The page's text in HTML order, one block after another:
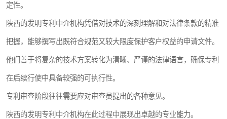
定性。
陕西的发明专利中介机构凭借对技术的深刻理解和对法律条款的精准
把握，能够撰写出既符合规范又较大限度保护客户权益的申请文件。
他们善于将复杂的技术方案转化为清晰、严谨的法律语言，确保专利
在后续行使中具备较强的可执行性。
专利审查阶段往往需要应对审查员提出的各种意见。
陕西的发明专利中介机构在此过程中展现出卓越的专业能力。